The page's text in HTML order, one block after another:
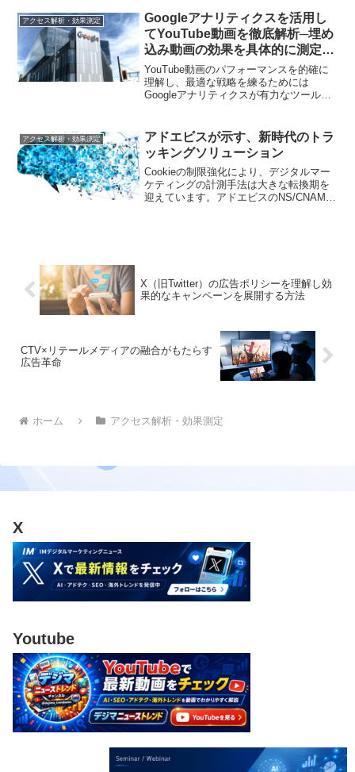
アクセス解析・効果測定
Googleアナリティクスを活用し
てYouTube動画を徹底解析─埋め
込み動画の効果を具体的に測定す
る方法
YouTube動画のパフォーマンスを的確に
理解し、最適な戦略を練るためには
Googleアナリティクスが有力なツールで
ルマーケティングにおけるYouTube戦略
を強化します。
アクセス解析・効果測定
アドエビスが示す、新時代のトラ
ッキングソリューション
Cookieの制限強化により、デジタルマー
ケティングの計測手法は大きな転換期を
迎えています。アドエビスのNS/CNAME
X（旧Twitter）の広告ポリシーを理解し効
果的なキャンペーンを展開する方法
CTV×リテールメディアの融合がもたらす
広告革命
ホーム アクセス解析・効果測定
X
Youtube